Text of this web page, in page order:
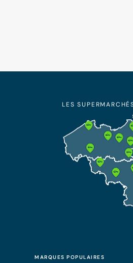
LES
MARQUES POPULAIRES